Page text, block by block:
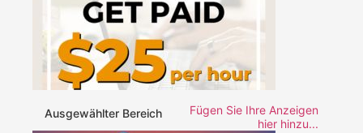
Ausgewählter Bereich
Fügen Sie Ihre Anzeigen
hier hinzu...